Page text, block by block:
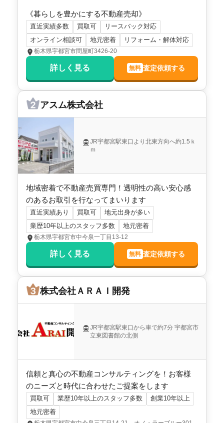
《暮らしを豊かにする不動産売却》
直近実績多数 買取可
リースバック対応
オンライン相談可
地元密着 リフォーム・解体対応
栃木県宇都宮市問屋町3426-20
詳しく見る 無料 査定依頼する
アスム株式会社
JR宇都宮駅東口より北東方向へ約1.5ｋ
ｍ
地域密着で不動産売買専門！透明性の高い安心感
のあるお取引を行なってまいります
直近実績あり 買取可
地元出身が多い
業歴10年以上のスタッフ多数
地元密着
栃木県宇都宮市中今泉一丁目13-12
詳しく見る 無料 査定依頼する
株式会社ＡＲＡＩ開発
JR宇都宮駅東口から車で約7分 宇都宮市
立東図書館の北側
信頼と真心の不動産コンサルティングを！お客様
のニーズと時代に合わせたご提案をします
買取可 業歴10年以上のスタッフ多数
創業10年以上
地元密着